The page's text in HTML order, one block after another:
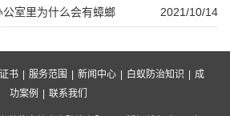
2021/10/14
室里为什么会有蟑螂
书 | 服务范围 | 新闻中心 | 白蚁防治知识 | 成
功案例
| 联系我们